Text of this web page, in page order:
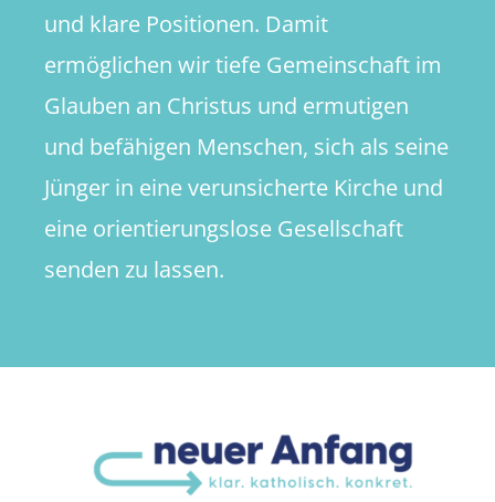
und klare Positionen. Damit
ermöglichen wir tiefe Gemeinschaft im
Glauben an Christus und ermutigen
und befähigen Menschen, sich als seine
Jünger in eine verunsicherte Kirche und
eine orientierungslose Gesellschaft
senden zu lassen.